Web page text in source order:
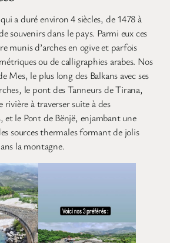
a duré environ 4 siècles, de 1478 à
souvenirs dans le pays. Parmi eux ces
munis d’arches en ogive et parfois
ou de calligraphies arabes. Nos
Mes, le plus long des Balkans avec ses
le pont des Tanneurs de Tirana,
à traverser suite à des
et le Pont de Bënjë, enjambant une
sources thermales formant de jolis
la montagne.